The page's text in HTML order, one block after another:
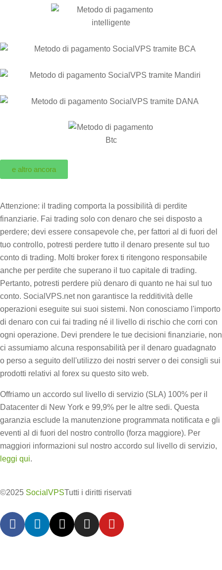
e altro ancora
Attenzione: il trading comporta la possibilità di perdite
finanziarie. Fai trading solo con denaro che sei disposto a
perdere; devi essere consapevole che, per fattori al di fuori del
tuo controllo, potresti perdere tutto il denaro presente sul tuo
conto di trading. Molti broker forex ti ritengono responsabile
anche per perdite che superano il tuo capitale di trading.
Pertanto, potresti perdere più denaro di quanto ne hai sul tuo
conto. SocialVPS.net non garantisce la redditività delle
operazioni eseguite sui suoi sistemi. Non conosciamo l'importo
di denaro con cui fai trading né il livello di rischio che corri con
ogni operazione. Devi prendere le tue decisioni finanziarie, non
ci assumiamo alcuna responsabilità per il denaro guadagnato
o perso a seguito dell'utilizzo dei nostri server o dei consigli sui
prodotti relativi al forex su questo sito web.
Offriamo un accordo sul livello di servizio (SLA) 100% per il
Datacenter di New York e 99,9% per le altre sedi. Questa
garanzia esclude la manutenzione programmata notificata e gli
eventi al di fuori del nostro controllo (forza maggiore). Per
maggiori informazioni sul nostro accordo sul livello di servizio,
leggi qui.
©2025 SocialVPSTutti i diritti riservati